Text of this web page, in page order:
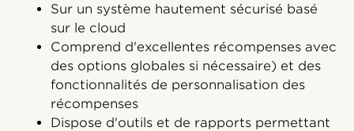
Sur un système hautement sécurisé basé
sur le cloud
Comprend d'excellentes récompenses avec
des options globales si nécessaire) et des
fonctionnalités de personnalisation des
récompenses
Dispose d'outils et de rapports permettant